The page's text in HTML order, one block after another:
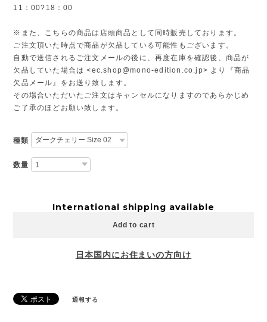
11：00?18：00
※また、こちらの商品は店頭商品として同時販売しております。
ご注文頂いた時点で商品が欠品している可能性もございます。
自動で送信されるご注文メールの後に、再度在庫を確認後、商品が
欠品していた場合は <ec.shop@mono-edition.co.jp> より『商品
欠品メール』をお送り致します。
その場合いただいたご注文はキャンセルになりますのであらかじめ
ご了承のほどお願い致します。
種類
数量
International shipping available
Add to cart
日本国内にお住まいの方向け
通報する